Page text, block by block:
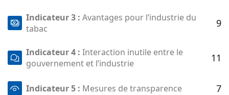
Indicateur 3 :Avantages pour l’industrie du
tabac
9
Indicateur 4 :Interaction inutile entre le
gouvernement et l’industrie
11
Indicateur 5 : Mesures de transparence 7